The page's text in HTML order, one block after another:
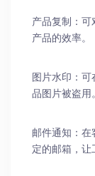
产品复制：
产品的效率。
图片水印：
品图片被盗用。
邮件通知：
定的邮箱，让